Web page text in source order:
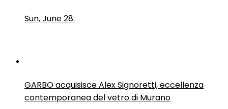
Sun, June 28.
GARBO acquisisce Alex Signoretti, eccellenza
contemporanea del vetro di Murano